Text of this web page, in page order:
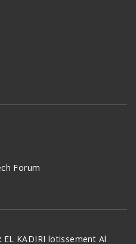
Forum
EL KADIRI lotissement Al